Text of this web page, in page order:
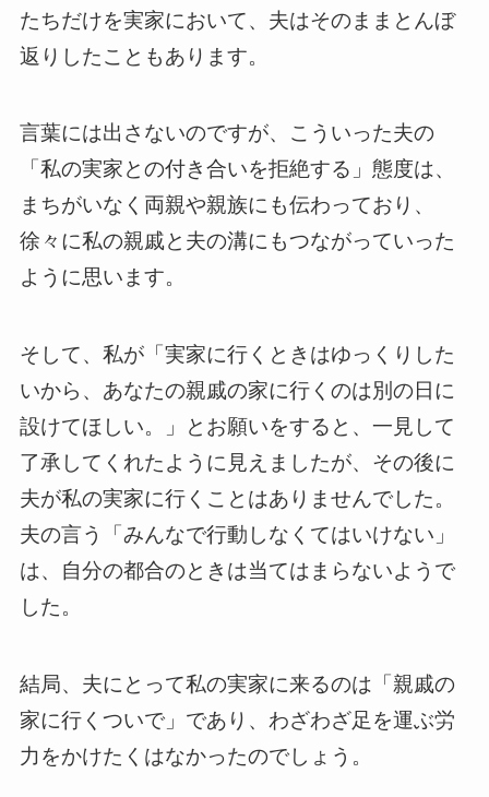
たちだけを実家において、夫はそのままとんぼ
返りしたこともあります。
言葉には出さないのですが、こういった夫の
「私の実家との付き合いを拒絶する」態度は、
まちがいなく両親や親族にも伝わっており、
徐々に私の親戚と夫の溝にもつながっていった
ように思います。
そして、私が「実家に行くときはゆっくりした
いから、あなたの親戚の家に行くのは別の日に
設けてほしい。」とお願いをすると、一見して
了承してくれたように見えましたが、その後に
夫が私の実家に行くことはありませんでした。
夫の言う「みんなで行動しなくてはいけない」
は、自分の都合のときは当てはまらないようで
した。
結局、夫にとって私の実家に来るのは「親戚の
家に行くついで」であり、わざわざ足を運ぶ労
力をかけたくはなかったのでしょう。